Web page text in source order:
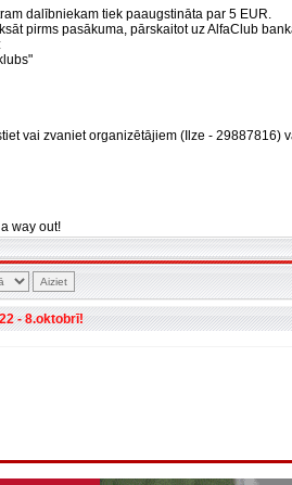
dalībniekam tiek paaugstināta par 5 EUR.
pirms pasākuma, pārskaitot uz AlfaClub
vai zvaniet organizētājiem (Ilze - 29887816)
way out!
- 8.oktobrī!